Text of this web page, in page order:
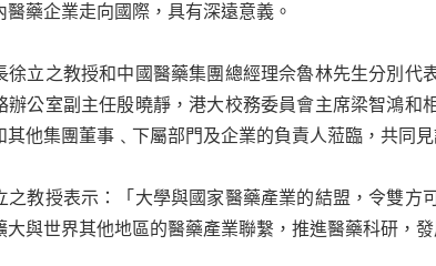
醫藥企業走向國際，具有深遠意義。
徐立之教授和中國醫藥集團總經理佘魯林先生分別代
辦公室副主任殷曉靜，港大校務委員會主席梁智鴻和
其他集團董事﹑下屬部門及企業的負責人蒞臨，共同
之教授表示：「大學與國家醫藥產業的結盟，令雙方
大與世界其他地區的醫藥產業聯繫，推進醫藥科研，